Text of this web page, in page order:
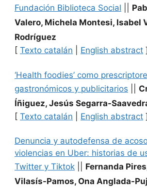
Fundación Biblioteca Social
Valero, Michela Montesi, Isabel
Rodríguez
[ Texto catalán English abstract ]
‘Health foodies’ como
gastronómicos y publicitarios
Íñiguez, Jesús Segarra-
[ Texto catalán English abstract
Denuncia y autodefensa de
violencias en Uber: historias de
Twitter y Tiktok
Fernanda
Vilasís-Pamos, Ona Anglada-